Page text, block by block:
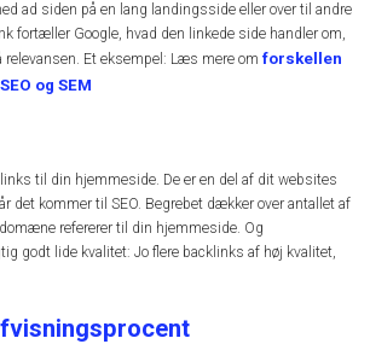
ad siden på en lang landingsside eller over til andre
fortæller Google, hvad den linkede side handler om,
relevansen. Et eksempel: Læs mere om forskellen
og SEM
til din hjemmeside. De er en del af dit websites
det kommer til SEO. Begrebet dækker over antallet af
refererer til din hjemmeside. Og
godt lide kvalitet: Jo flere backlinks af høj kvalitet,